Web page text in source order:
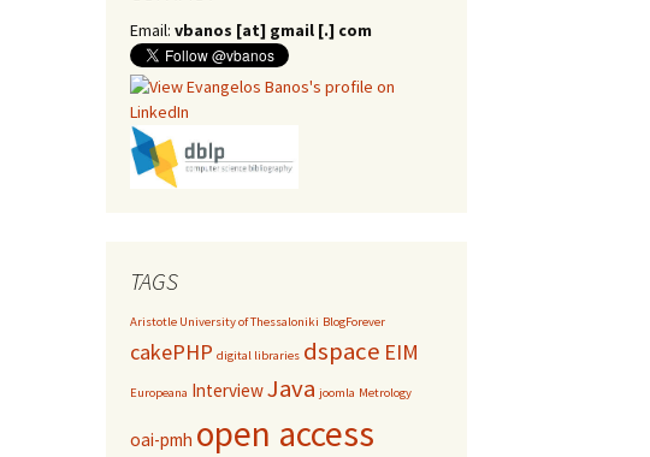
Email: vbanos [at] gmail [.] com
TAGS
Aristotle University of Thessaloniki BlogForever
cakePHP digital libraries dspace EIM
Europeana InterviewJava joomla Metrology
oai-pmh open access